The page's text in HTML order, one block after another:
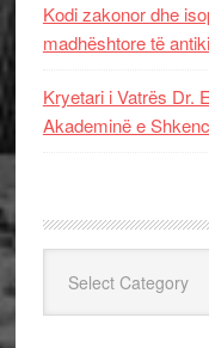
Kodi zakonor dhe
madhështore të
Kryetari i Vatrës Dr.
Akademinë e